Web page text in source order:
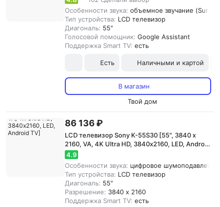
Особенности звука: объемное звучание
Тип устройства: LCD телевизор
Диагональ: 55"
Голосовой помощник: Google Assistant
Поддержка Smart TV: есть
Есть Наличными и картой
В магазин
Твой дом
86 136 ₽
LCD телевизор Sony K-55S30 [55", 3840 x
2160, VA, 4K Ultra HD, 3840х2160, LED, Android
TV]
4.9
Особенности звука: цифровое
Тип устройства: LCD телевизор
Диагональ: 55"
Разрешение: 3840 x 2160
Поддержка Smart TV: есть